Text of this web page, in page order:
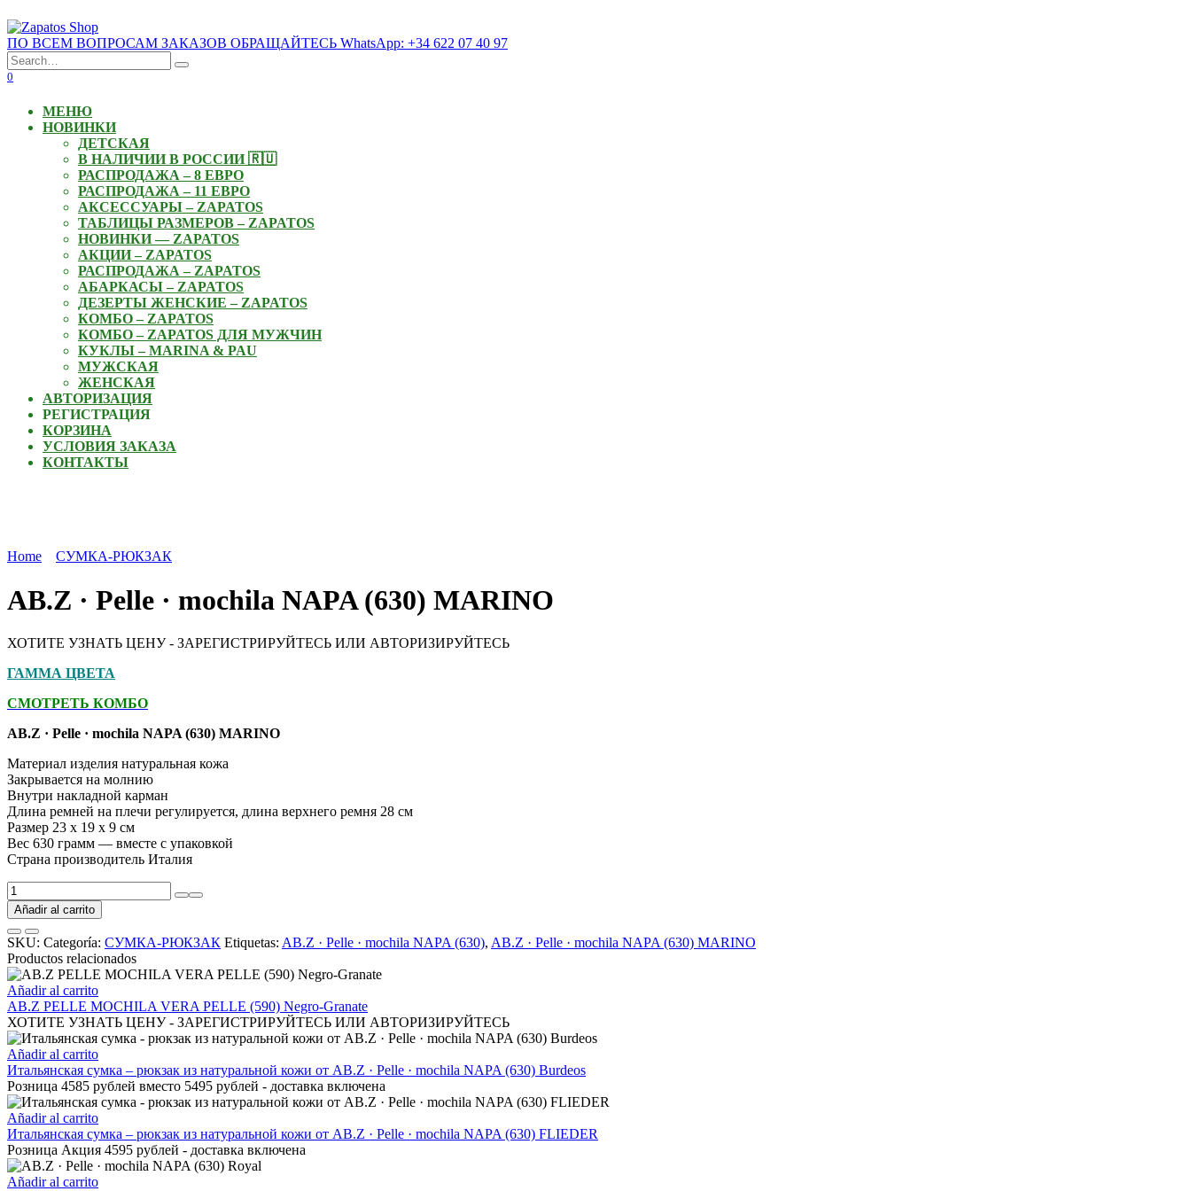
to
content
ПО ВСЕМ ВОПРОСАМ ЗАКАЗОВ ОБРАЩАЙТЕСЬ WhatsApp: +34 622 07 40 97
Search
for:
0
МЕНЮ
НОВИНКИ
ДЕТСКАЯ
В НАЛИЧИИ В РОССИИ 🇷🇺
РАСПРОДАЖА – 8 ЕВРО
РАСПРОДАЖА – 11 ЕВРО
АКСЕССУАРЫ – ZAPATOS
ТАБЛИЦЫ РАЗМЕРОВ – ZAPATOS
НОВИНКИ — ZAPATOS
АКЦИИ – ZAPATOS
РАСПРОДАЖА – ZAPATOS
АБАРКАСЫ – ZAPATOS
ДЕЗЕРТЫ ЖЕНСКИЕ – ZAPATOS
КОМБО – ZAPATOS
КОМБО – ZAPATOS ДЛЯ МУЖЧИН
КУКЛЫ – MARINA & PAU
МУЖСКАЯ
ЖЕНСКАЯ
АВТОРИЗАЦИЯ
РЕГИСТРАЦИЯ
КОРЗИНА
УСЛОВИЯ ЗАКАЗА
КОНТАКТЫ
Home СУМКА-РЮКЗАК
AB.Z · Pelle · mochila NAPA (630) MARINO
ХОТИТЕ УЗНАТЬ ЦЕНУ - ЗАРЕГИСТРИРУЙТЕСЬ ИЛИ АВТОРИЗИРУЙТЕСЬ
ГАММА ЦВЕТА
СМОТРЕТЬ КОМБО
AB.Z · Pelle · mochila NAPA (630) MARINO
Материал изделия натуральная кожа
Закрывается на молнию
Внутри накладной карман
Длина ремней на плечи регулируется, длина верхнего ремня 28 см
Размер 23 х 19 х 9 см
Вес 630 грамм — вместе с упаковкой
Страна производитель Италия
AB.Z
·
Pelle
·
mochila
NAPA
(630)
MARINO
cantidad
Añadir al carrito
SKU: Categoría: СУМКА-РЮКЗАК Etiquetas: AB.Z · Pelle · mochila NAPA (630), AB.Z · Pelle · mochila NAPA (630) MARINO
Productos relacionados
Añadir al carrito
AB.Z PELLE MOCHILA VERA PELLE (590) Negro-Granate
ХОТИТЕ УЗНАТЬ ЦЕНУ - ЗАРЕГИСТРИРУЙТЕСЬ ИЛИ АВТОРИЗИРУЙТЕСЬ
Añadir al carrito
Итальянская сумка – рюкзак из натуральной кожи от AB.Z · Pelle · mochila NAPA (630) Burdeos
Розница 4585 рублей вместо 5495 рублей - доставка включена
Añadir al carrito
Итальянская сумка – рюкзак из натуральной кожи от AB.Z · Pelle · mochila NAPA (630) FLIEDER
Розница Акция 4595 рублей - доставка включена
Añadir al carrito